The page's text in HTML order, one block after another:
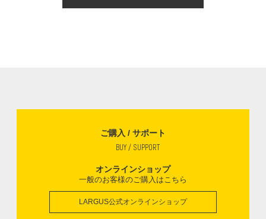
ご購入 / サポート
BUY / SUPPORT
オンラインショップ
一般のお客様のご購入はこちら
LARGUS公式オンラインショップ